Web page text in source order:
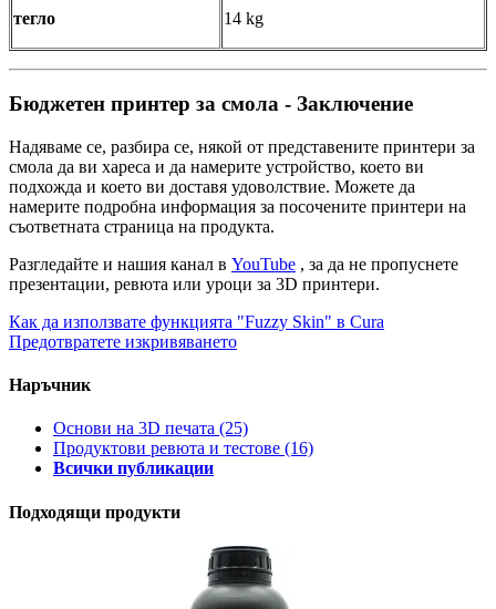
тегло 14 kg
Бюджетен принтер за смола - Заключение
Надяваме се, разбира се, някой от представените принтери за
смола да ви хареса и да намерите устройство, което ви
подхожда и което ви доставя удоволствие. Можете да
намерите подробна информация за посочените принтери на
съответната страница на продукта.
Разгледайте и нашия канал в YouTube , за да не пропуснете
презентации, ревюта или уроци за 3D принтери.
Как да използвате функцията "Fuzzy Skin" в Cura
Предотвратете изкривяването
Наръчник
Основи на 3D печата (25)
Продуктови ревюта и тестове (16)
Всички публикации
Подходящи продукти